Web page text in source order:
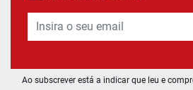
Ao subscrever está a indicar que leu e